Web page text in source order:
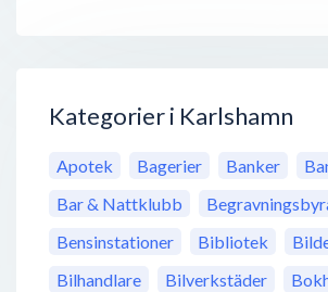
Kategorier i Karlshamn
Apotek Bagerier Banker
Bar & Nattklubb
Bensinstationer
Bibliotek
Bilhandlare
Bilverkstäder